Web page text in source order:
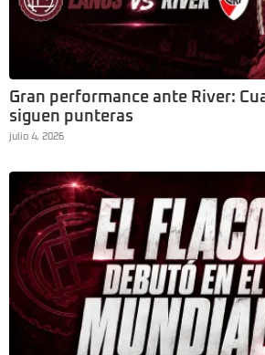
Gran performance ante River:
siguen punteras
julio 4, 2026